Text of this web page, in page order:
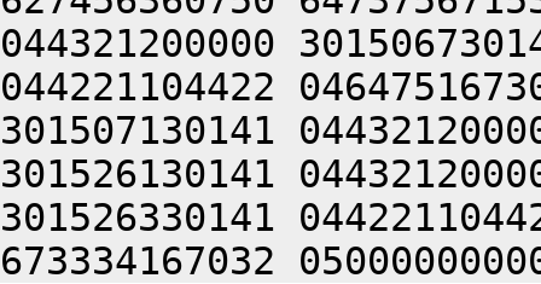
044321200000
044221104422
301507130141
301526130141
301526330141
673334167032